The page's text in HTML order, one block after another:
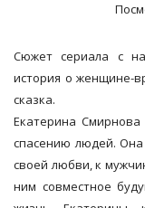
Сюжет сериала с
история о женщине-
сказка.
Екатерина
спасению людей.
своей любви, к
ним совместное